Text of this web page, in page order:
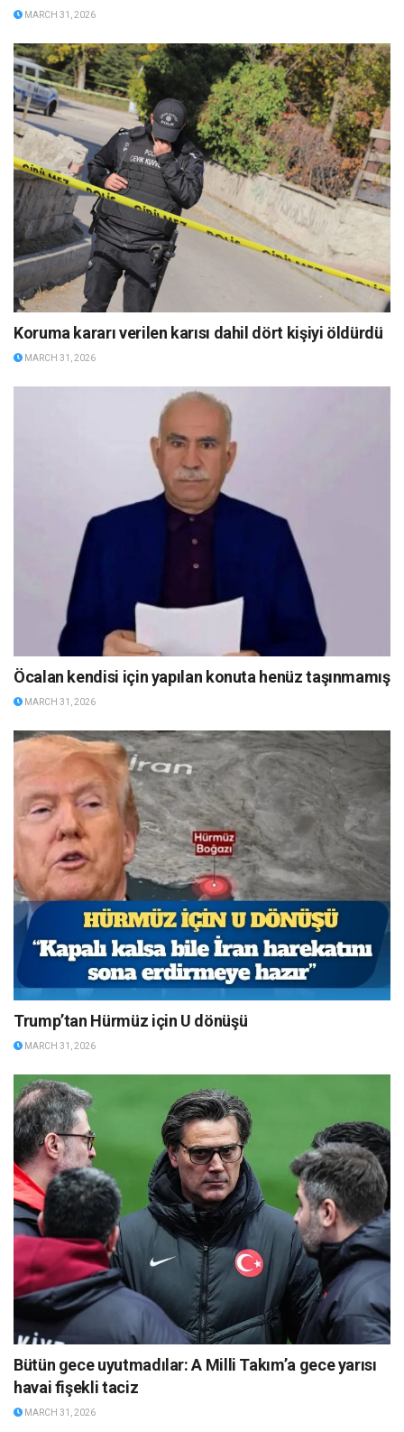
MARCH 31, 2026
Koruma kararı verilen karısı dahil dört kişiyi öldürdü
MARCH 31, 2026
Öcalan kendisi için yapılan konuta henüz taşınmamış
MARCH 31, 2026
Trump’tan Hürmüz için U dönüşü
MARCH 31, 2026
Bütün gece uyutmadılar: A Milli Takım’a gece yarısı
havai fişekli taciz
MARCH 31, 2026